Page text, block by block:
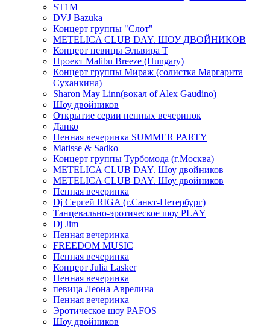
ST1M
DVJ Bazuka
Концерт группы "Слот"
METELICA CLUB DAY. ШОУ ДВОЙНИКОВ
Концерт певицы Эльвира Т
Проект Malibu Breeze (Hungary)
Концерт группы Мираж (солистка Маргарита
Суханкина)
Sharon May Linn(вокал of Alex Gaudino)
Шоу двойников
Открытие серии пенных вечеринок
Данко
Пенная вечеринка SUMMER PARTY
Matisse & Sadko
Концерт группы Турбомода (г.Москва)
METELICA CLUB DAY. Шоу двойников
METELICA CLUB DAY. Шоу двойников
Пенная вечеринка
Dj Сергей RIGA (г.Санкт-Петербург)
Танцевально-эротическое шоу PLAY
Dj Jim
Пенная вечеринка
FREEDOM MUSIC
Пенная вечеринка
Концерт Julia Lasker
Пенная вечеринка
певица Леона Аврелина
Пенная вечеринка
Эротическое шоу PAFOS
Шоу двойников